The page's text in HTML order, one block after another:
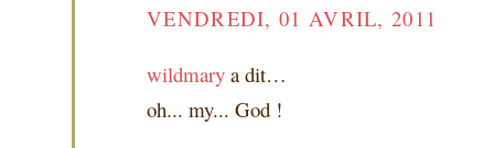
VENDREDI, 01 AVRIL, 2011
wildmary a dit…
oh... my... God !